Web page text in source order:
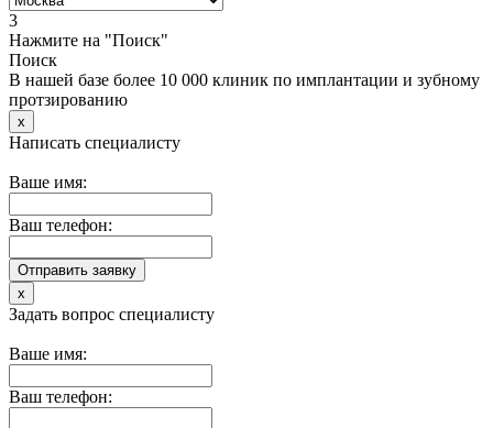
3
Нажмите на "Поиск"
Поиск
В нашей базе более 10 000 клиник по имплантации и зубному
протзированию
x
Написать специалисту
Ваше имя:
Ваш телефон:
x
Задать вопрос специалисту
Ваше имя:
Ваш телефон: